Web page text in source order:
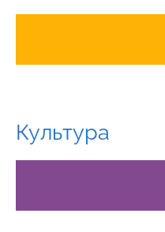
Культура